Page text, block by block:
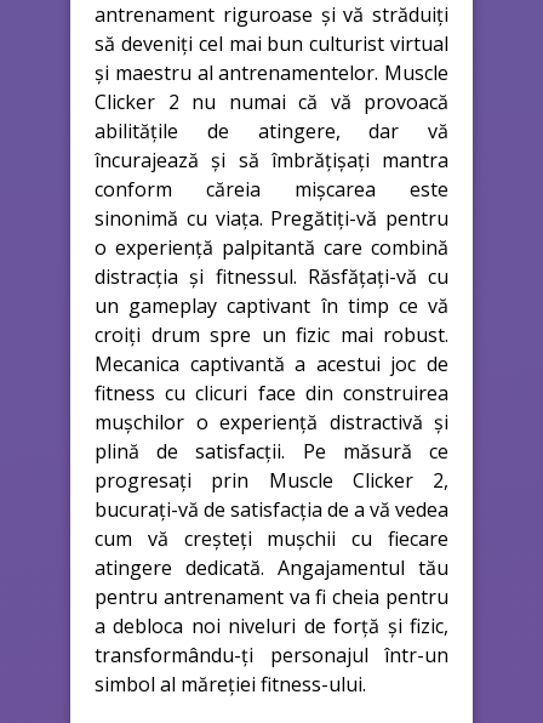
antrenament riguroase și vă străduiți
să deveniți cel mai bun culturist virtual
și maestru al antrenamentelor. Muscle
Clicker 2 nu numai că vă provoacă
abilitățile de atingere, dar vă
încurajează și să îmbrățișați mantra
conform căreia mișcarea este
sinonimă cu viața. Pregătiți-vă pentru
o experiență palpitantă care combină
distracția și fitnessul. Răsfățați-vă cu
un gameplay captivant în timp ce vă
croiți drum spre un fizic mai robust.
Mecanica captivantă a acestui joc de
fitness cu clicuri face din construirea
mușchilor o experiență distractivă și
plină de satisfacții. Pe măsură ce
progresați prin Muscle Clicker 2,
bucurați-vă de satisfacția de a vă vedea
cum vă creșteți mușchii cu fiecare
atingere dedicată. Angajamentul tău
pentru antrenament va fi cheia pentru
a debloca noi niveluri de forță și fizic,
transformându-ți personajul într-un
simbol al măreției fitness-ului.